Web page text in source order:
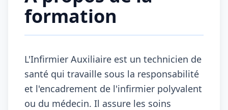
formation
L'Infirmier Auxiliaire est un technicien de
santé qui travaille sous la responsabilité
et l'encadrement de l'infirmier polyvalent
ou du médecin. Il assure les soins